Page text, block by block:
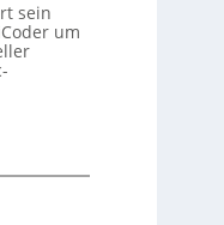
sein
um